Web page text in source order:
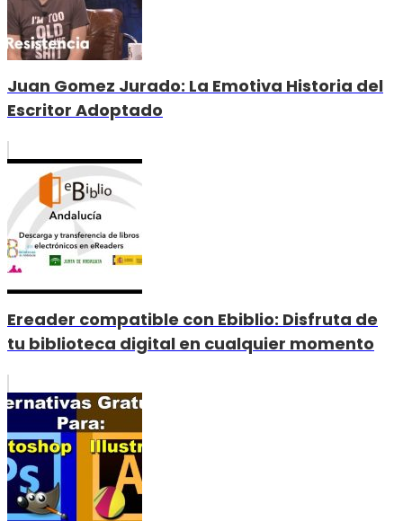
Juan Gomez Jurado: La Emotiva Historia del
Escritor Adoptado
Ereader compatible con Ebiblio: Disfruta de
tu biblioteca digital en cualquier momento